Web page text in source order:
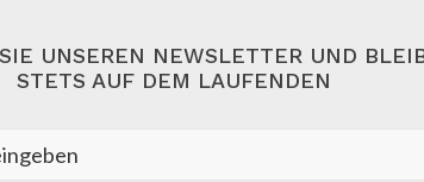
UNSEREN NEWSLETTER UND
STETS AUF DEM LAUFENDEN